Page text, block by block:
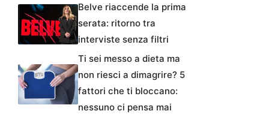
Belve riaccende la prima
serata: ritorno tra
interviste senza filtri
Ti sei messo a dieta ma
non riesci a dimagrire? 5
fattori che ti bloccano:
nessuno ci pensa mai